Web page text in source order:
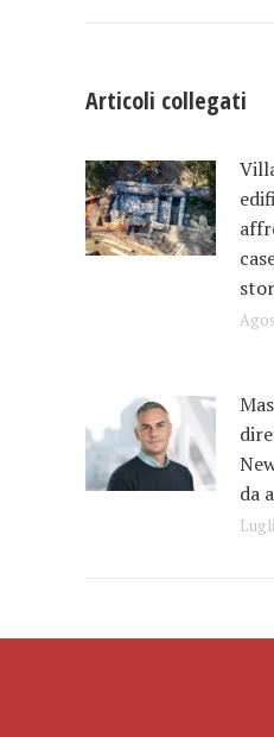
Articoli collegati
da